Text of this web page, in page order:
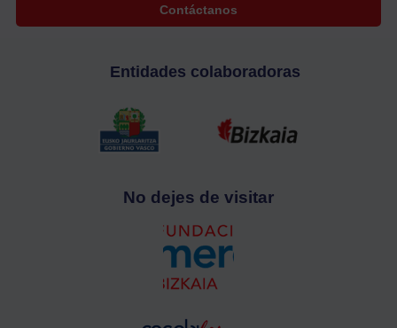
Contáctanos
Entidades colaboradoras
No dejes de visitar